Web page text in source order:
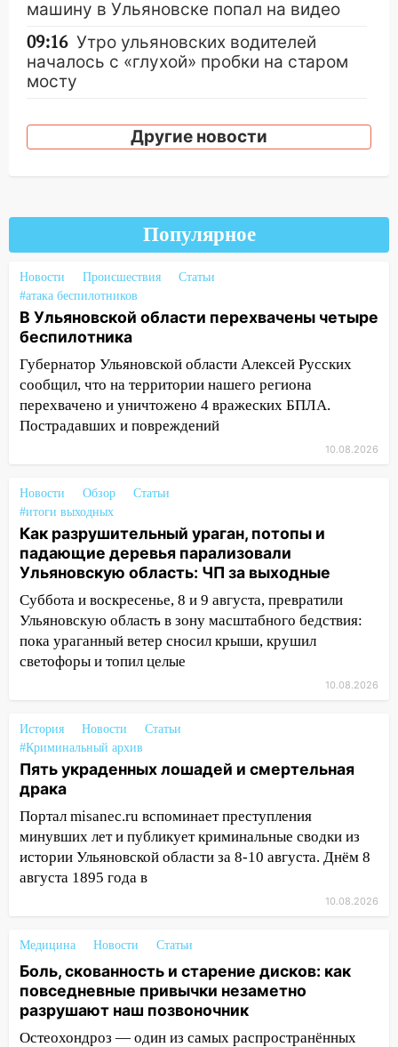
машину в Ульяновске попал на видео
09:16 Утро ульяновских водителей
началось с «глухой» пробки на старом
мосту
Ульяновске произошла авария
Прохладная ночь и ветреный
день: прогноз погоды в Ульяновске 10
августа
06:00 Как разрушительный ураган,
потопы и падающие деревья
парализовали Ульяновскую область: ЧП
за выходные
05:50 Пять украденных лошадей и
смертельная драка
Боль, скованность и старение
незаметно разрушают наш позвоночник
03:00 День скрытых ловушек и
внезапных подарков судьбы: гороскоп
на 10 августа
09.08.2026
21:58 В Ульяновске около «нового»
моста утопили автомобиль «Вольво»
20:20 Итоги 9 августа в Ульяновской
коллапс
19:43 Из-за ураганного ветра упали
деревья в парке «Победы»
18:00 Пепелище на Балтийской: в
Заволжье ульяновские спасатели
ликвидировали крупный пожар
17:15 Прогноз погоды на 10 августа в
16:00
В Ульяновске во время шторма на
Волге пропал известный блогер: нужна
помощь в поисках
15:28 Соцсети: на «Ауди» упало дерево
в Новом городе
Другие новости
Популярное
Новости Происшествия
Статьи
#атака беспилотников
В Ульяновской области перехвачены четыре
беспилотника
Губернатор Ульяновской области Алексей Русских
сообщил, что на территории нашего региона
перехвачено и уничтожено 4 вражеских БПЛА.
Пострадавших и повреждений
10.08.2026
Новости Обзор
Статьи
#итоги выходных
Как разрушительный ураган, потопы и
падающие деревья парализовали
Ульяновскую область: ЧП за выходные
Суббота и воскресенье, 8 и 9 августа, превратили
Ульяновскую область в зону масштабного бедствия:
пока ураганный ветер сносил крыши, крушил
светофоры и топил целые
10.08.2026
История Новости
Статьи
#Криминальный архив
Пять украденных лошадей и смертельная
драка
Портал misanec.ru вспоминает преступления
минувших лет и публикует криминальные сводки из
истории Ульяновской области за 8-10 августа. Днём 8
августа 1895 года в
10.08.2026
Медицина Новости Статьи
Боль, скованность и старение дисков: как
повседневные привычки незаметно
разрушают наш позвоночник
Остеохондроз — один из самых распространённых